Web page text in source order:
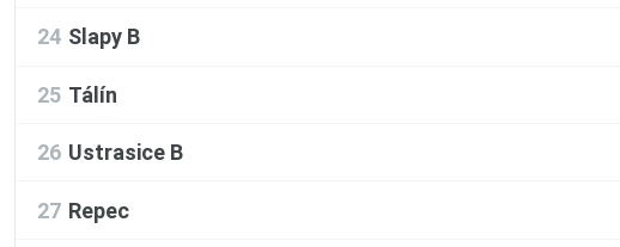
24 Slapy B
25 Tálín
26 Ustrasice B
27 Repec